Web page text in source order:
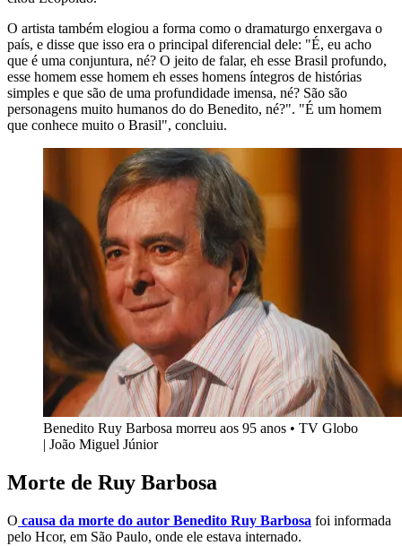
O artista também elogiou a forma como o dramaturgo enxergava o
país, e disse que isso era o principal diferencial dele: "É, eu acho
que é uma conjuntura, né? O jeito de falar, eh esse Brasil profundo,
esse homem esse homem eh esses homens íntegros de histórias
simples e que são de uma profundidade imensa, né? São são
personagens muito humanos do do Benedito, né?". "É um homem
que conhece muito o Brasil", concluiu.
Benedito Ruy Barbosa morreu aos 95 anos • TV Globo
| João Miguel Júnior
Morte de Ruy Barbosa
O causa da morte do autor Benedito Ruy Barbosa foi informada
pelo Hcor, em São Paulo, onde ele estava internado.